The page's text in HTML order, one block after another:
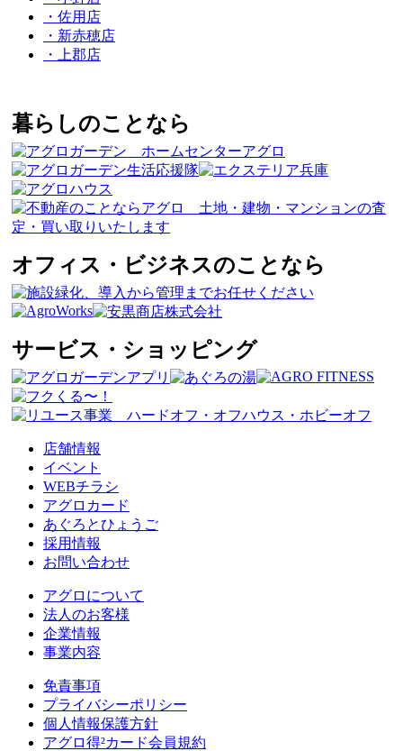
・佐用店
・新赤穂店
・上郡店
暮らしのことなら
オフィス・ビジネスのことなら
サービス・ショッピング
店舗情報
イベント
WEBチラシ
アグロカード
あぐろとひょうご
採用情報
お問い合わせ
アグロについて
法人のお客様
企業情報
事業内容
免責事項
プライバシーポリシー
個人情報保護方針
アグロ得²カード会員規約